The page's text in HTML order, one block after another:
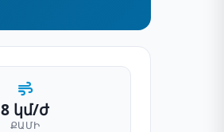
8 կմ/ժ
ՔԱՄԻ